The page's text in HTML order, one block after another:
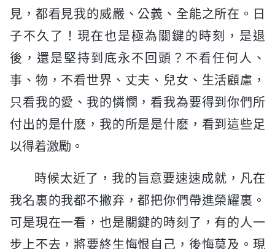
見，都看見我的威嚴、公義、全能之所在。日
子不久了！現在也是極為關鍵的時刻，是退
後，還是堅持到底永不回頭？不看任何人、
事、物，不看世界、丈夫、兒女、生活顧慮，
只看我的愛、我的憐憫，看我為要得到你們所
付出的是什麽，我的所是是什麽，看到這些足
以得着激勵。
時候太近了，我的旨意要速速成就，凡在
我名裏的我都不撇弃，都把你們帶進榮耀裏。
可是現在一看，也是關鍵的時刻了，有的人一
步上不去，將要終生悔恨自己，後悔莫及。現